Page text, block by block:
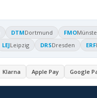
DTMDortmund FMO
LEJLeipzig DRSDresden ERF
Klarna Apple Pay Google